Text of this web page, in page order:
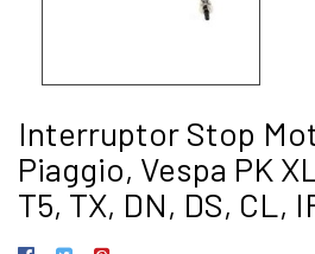
Interruptor Stop
Piaggio, Vespa PK
T5, TX, DN, DS, CL,